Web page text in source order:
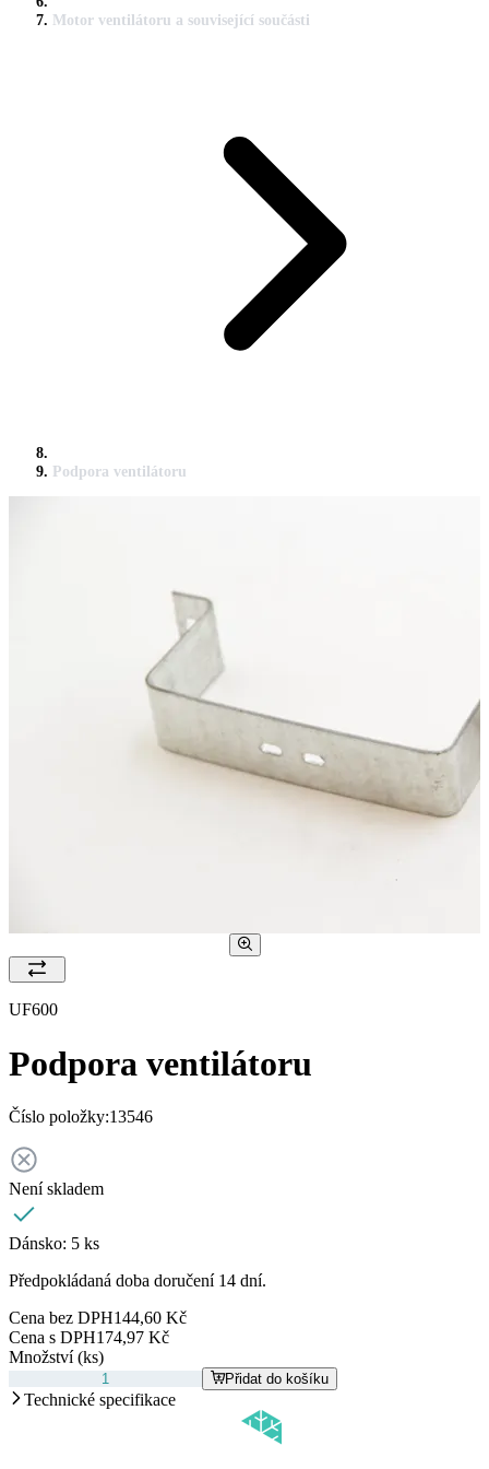
Motor ventilátoru a související součásti
Podpora ventilátoru
UF600
Podpora ventilátoru
Číslo položky:13546
Není skladem
Dánsko: 5 ks
Předpokládaná doba doručení 14 dní.
Cena bez DPH144,60 Kč
Cena s DPH174,97 Kč
Množství (ks)
Přidat do košíku
Technické specifikace